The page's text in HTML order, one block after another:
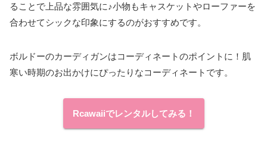
ることで上品な雰囲気に♪小物もキャスケットやローファーを
合わせてシックな印象にするのがおすすめです。
ボルドーのカーディガンはコーディネートのポイントに！肌
寒い時期のお出かけにぴったりなコーディネートです。
Rcawaiiでレンタルしてみる！